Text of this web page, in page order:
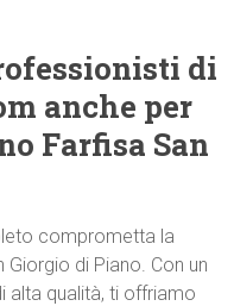
di
anche per
Farfisa San
comprometta la
di Piano. Con un
alta qualità, ti offriamo